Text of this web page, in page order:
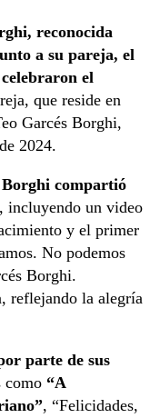
reconocida
a su pareja, el
el
que reside en
Garcés Borghi,
2024.
Borghi compartió
, incluyendo un video
y el primer
No podemos
Borghi.
reflejando la alegría
parte de sus
como “A
, “Felicidades,